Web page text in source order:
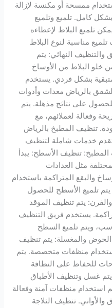
ممسحة أو مكنسة لإزالة
كامل. تلميع وتلميع
تلميع البلاط لإعطاءه
مناسبة لنوع البلاط
النهائي: يتم
خلو البلاط من الأوساخ
بشكل فردي. يستخدم
بالرياض معدات وأدوات
على نتائج مذهلة. يتم
وفعالة لعملائهم، مع
تنظيف المطبخ بالرياض
خدمات شاملة لتنظيف
تنظيف الأسطح: يبدأ
مثل العدادات
والبقع المتراكمة باستخدام
تلميع الأسطح للحصول
يتم تنظيف الموقد
يستخدم فريق التنظيف
ويتم تلميع السطح
والمغسلة: يتم تنظيف
منظفات متخصصة. يتم
للحفاظ على النظافة
غسل وتنظيف الأطباق
استخدام منظفات آمنة وفعالة
والأواني. تنظيف الثلاجة